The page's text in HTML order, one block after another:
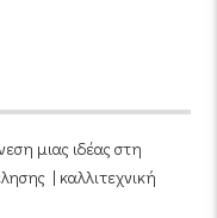
μιας ιδέας στη
| καλλιτεχνική